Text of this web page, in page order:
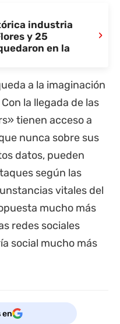
industria
y 25
en la
›
a la imaginación
la llegada de las
tienen acceso a
nunca sobre sus
datos, pueden
según las
vitales del
mucho más
redes sociales
social mucho más
en